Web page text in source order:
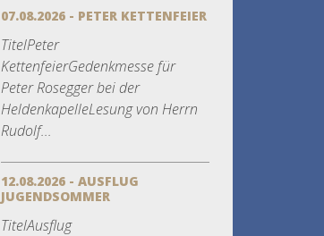
07.08.2026 - PETER KETTENFEIER
TitelPeter
KettenfeierGedenkmesse für
Peter Rosegger bei der
HeldenkapelleLesung von Herrn
Rudolf...
12.08.2026 - AUSFLUG
JUGENDSOMMER
TitelAusflug